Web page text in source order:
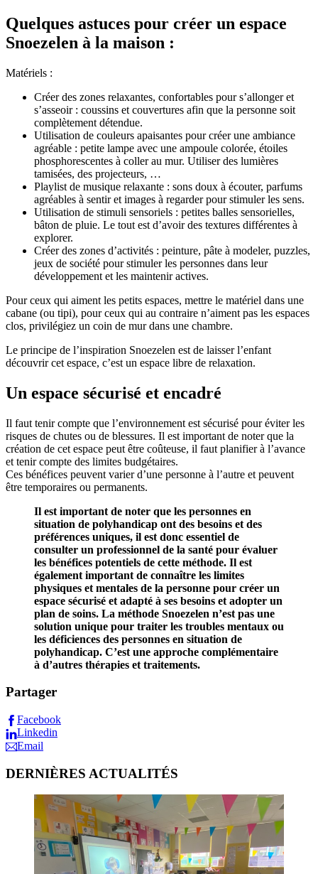
Quelques astuces pour créer un espace
Snoezelen à la maison :
Matériels :
Créer des zones relaxantes, confortables pour s’allonger et
s’asseoir : coussins et couvertures afin que la personne soit
complètement détendue.
Utilisation de couleurs apaisantes pour créer une ambiance
agréable : petite lampe avec une ampoule colorée, étoiles
phosphorescentes à coller au mur. Utiliser des lumières
tamisées, des projecteurs, …
Playlist de musique relaxante : sons doux à écouter, parfums
agréables à sentir et images à regarder pour stimuler les sens.
Utilisation de stimuli sensoriels : petites balles sensorielles,
bâton de pluie. Le tout est d’avoir des textures différentes à
explorer.
Créer des zones d’activités : peinture, pâte à modeler, puzzles,
jeux de société pour stimuler les personnes dans leur
développement et les maintenir actives.
Pour ceux qui aiment les petits espaces, mettre le matériel dans une
cabane (ou tipi), pour ceux qui au contraire n’aiment pas les espaces
clos, privilégiez un coin de mur dans une chambre.
Le principe de l’inspiration Snoezelen est de laisser l’enfant
découvrir cet espace, c’est un espace libre de relaxation.
Un espace sécurisé et encadré
Il faut tenir compte que l’environnement est sécurisé pour éviter les
risques de chutes ou de blessures. Il est important de noter que la
création de cet espace peut être coûteuse, il faut planifier à l’avance
et tenir compte des limites budgétaires.
Ces bénéfices peuvent varier d’une personne à l’autre et peuvent
être temporaires ou permanents.
Il est important de noter que les personnes en
situation de polyhandicap ont des besoins et des
préférences uniques, il est donc essentiel de
consulter un professionnel de la santé pour évaluer
les bénéfices potentiels de cette méthode. Il est
également important de connaître les limites
physiques et mentales de la personne pour créer un
espace sécurisé et adapté à ses besoins et adopter un
plan de soins. La méthode Snoezelen n’est pas une
solution unique pour traiter les troubles mentaux ou
les déficiences des personnes en situation de
polyhandicap. C’est une approche complémentaire
à d’autres thérapies et traitements.
Partager
Facebook
Linkedin
Email
DERNIÈRES ACTUALITÉS